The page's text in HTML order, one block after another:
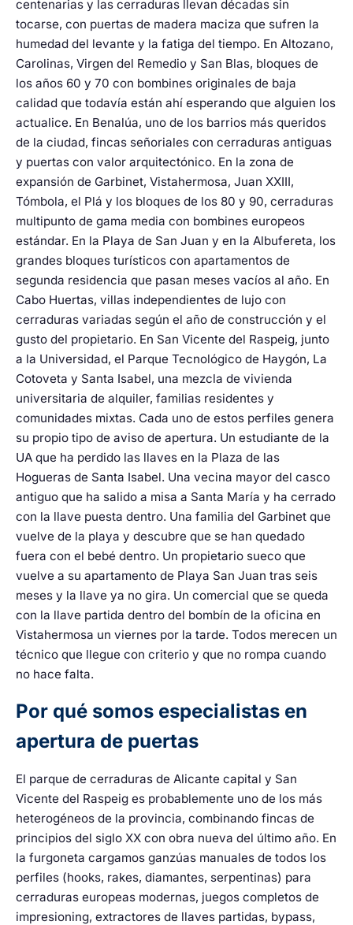
centenarias y las cerraduras llevan décadas sin
tocarse, con puertas de madera maciza que sufren la
humedad del levante y la fatiga del tiempo. En Altozano,
Carolinas, Virgen del Remedio y San Blas, bloques de
los años 60 y 70 con bombines originales de baja
calidad que todavía están ahí esperando que alguien los
actualice. En Benalúa, uno de los barrios más queridos
de la ciudad, fincas señoriales con cerraduras antiguas
y puertas con valor arquitectónico. En la zona de
expansión de Garbinet, Vistahermosa, Juan XXIII,
Tómbola, el Plá y los bloques de los 80 y 90, cerraduras
multipunto de gama media con bombines europeos
estándar. En la Playa de San Juan y en la Albufereta, los
grandes bloques turísticos con apartamentos de
segunda residencia que pasan meses vacíos al año. En
Cabo Huertas, villas independientes de lujo con
cerraduras variadas según el año de construcción y el
gusto del propietario. En San Vicente del Raspeig, junto
a la Universidad, el Parque Tecnológico de Haygón, La
Cotoveta y Santa Isabel, una mezcla de vivienda
universitaria de alquiler, familias residentes y
comunidades mixtas. Cada uno de estos perfiles genera
su propio tipo de aviso de apertura. Un estudiante de la
UA que ha perdido las llaves en la Plaza de las
Hogueras de Santa Isabel. Una vecina mayor del casco
antiguo que ha salido a misa a Santa María y ha cerrado
con la llave puesta dentro. Una familia del Garbinet que
vuelve de la playa y descubre que se han quedado
fuera con el bebé dentro. Un propietario sueco que
vuelve a su apartamento de Playa San Juan tras seis
meses y la llave ya no gira. Un comercial que se queda
con la llave partida dentro del bombín de la oficina en
Vistahermosa un viernes por la tarde. Todos merecen un
técnico que llegue con criterio y que no rompa cuando
no hace falta.
Por qué somos especialistas en
apertura de puertas
El parque de cerraduras de Alicante capital y San
Vicente del Raspeig es probablemente uno de los más
heterogéneos de la provincia, combinando fincas de
principios del siglo XX con obra nueva del último año. En
la furgoneta cargamos ganzúas manuales de todos los
perfiles (hooks, rakes, diamantes, serpentinas) para
cerraduras europeas modernas, juegos completos de
impresioning, extractores de llaves partidas, bypass,